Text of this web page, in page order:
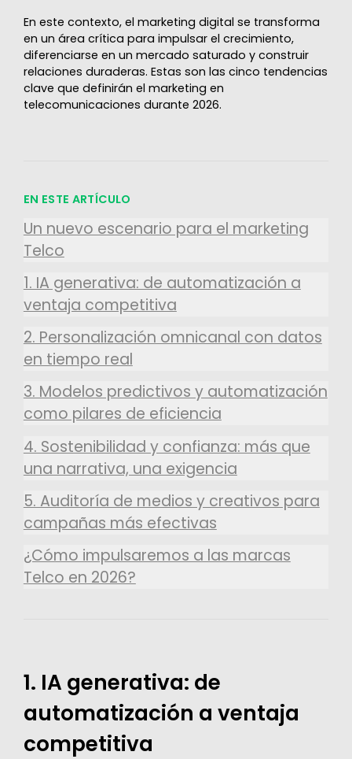
En este contexto, el marketing digital se transforma
en un área crítica para impulsar el crecimiento,
diferenciarse en un mercado saturado y construir
relaciones duraderas. Estas son las cinco tendencias
clave que definirán el marketing en
telecomunicaciones durante 2026.
EN ESTE ARTÍCULO
Un nuevo escenario para el marketing
Telco
1. IA generativa: de automatización a
ventaja competitiva
2. Personalización omnicanal con datos
en tiempo real
3. Modelos predictivos y automatización
como pilares de eficiencia
4. Sostenibilidad y confianza: más que
una narrativa, una exigencia
5. Auditoría de medios y creativos para
campañas más efectivas
¿Cómo impulsaremos a las marcas
Telco en 2026?
1. IA generativa: de
automatización a ventaja
competitiva